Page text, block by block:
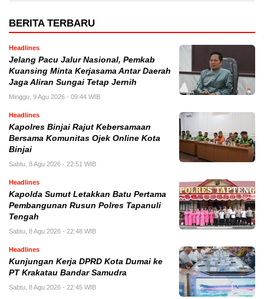
BERITA TERBARU
Headlines
Jelang Pacu Jalur Nasional, Pemkab
Kuansing Minta Kerjasama Antar Daerah
Jaga Aliran Sungai Tetap Jernih
Minggu, 9 Agu 2026 - 09:44 WIB
Headlines
Kapolres Binjai Rajut Kebersamaan
Bersama Komunitas Ojek Online Kota
Binjai
Sabtu, 8 Agu 2026 - 22:51 WIB
Headlines
Kapolda Sumut Letakkan Batu Pertama
Pembangunan Rusun Polres Tapanuli
Tengah
Sabtu, 8 Agu 2026 - 22:48 WIB
Headlines
Kunjungan Kerja DPRD Kota Dumai ke
PT Krakatau Bandar Samudra
Sabtu, 8 Agu 2026 - 22:45 WIB